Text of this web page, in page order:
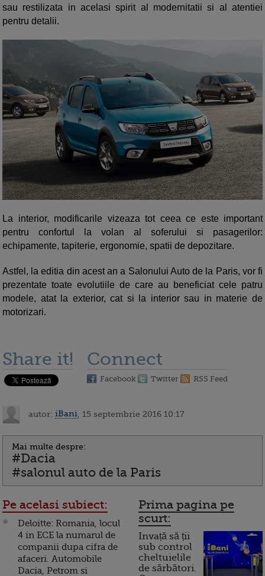
sau restilizata in acelasi spirit al modernitatii si al atentiei
pentru detalii.
La interior, modificarile vizeaza tot ceea ce este important
pentru confortul la volan al soferului si pasagerilor:
echipamente, tapiterie, ergonomie, spatii de depozitare.
Astfel, la editia din acest an a Salonului Auto de la Paris, vor fi
prezentate toate evolutiile de care au beneficiat cele patru
modele, atat la exterior, cat si la interior sau in materie de
motorizari.
Share it! Connect
Facebook Twitter RSS Feed
autor: iBani , 15 septembrie 2016 10:17
Mai multe despre:
#Dacia
#salonul auto de la Paris
Pe acelasi subiect:
Deloitte: Romania, locul
4 in ECE la numarul de
companii dupa cifra de
afaceri. Automobile
Dacia, Petrom si
Prima pagina pe
scurt:
Invață să ții
sub control
cheltuielile
de sărbători.